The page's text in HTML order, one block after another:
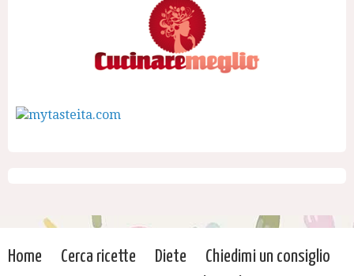
Home Cerca ricette Diete
Chiedimi un consiglio